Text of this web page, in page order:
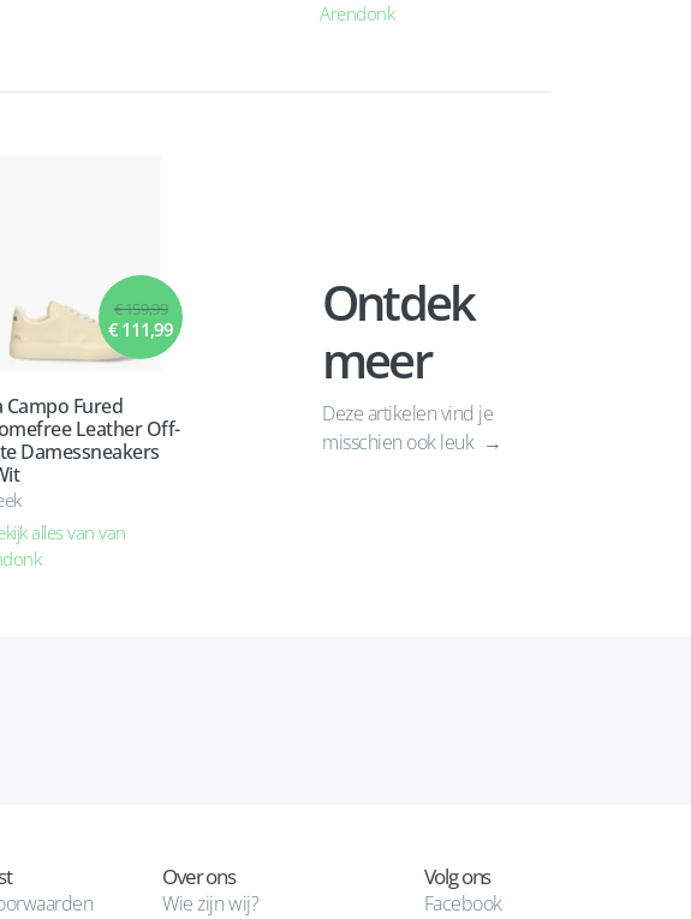
Arendonk
€ 159,99
€ 111,99
Campo Fured
Leather Off-
Damessneakers
alles van van
Ontdek
meer
Deze artikelen vind je
misschien ook leuk
Over ons
Wie zijn wij?
Volg ons
Facebook